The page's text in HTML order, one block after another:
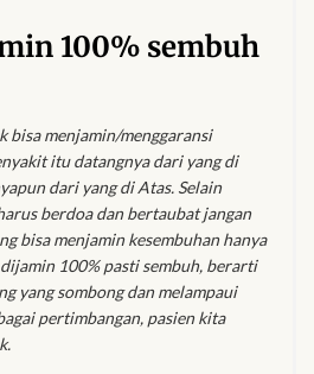
100% sembuh
bisa menjamin/menggaransi
itu datangnya dari yang di
dari yang di Atas. Selain
berdoa dan bertaubat jangan
bisa menjamin kesembuhan hanya
100% pasti sembuh, berarti
yang sombong dan melampaui
pertimbangan, pasien kita